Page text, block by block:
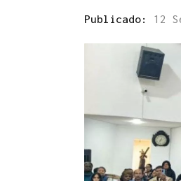
Publicado: 12